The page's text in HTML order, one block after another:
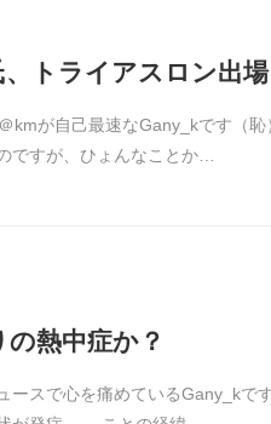
、トライアスロン出
kmが自己最速なGany_kです（
ですが、ひょんなことか…
熱中症か？
ースで心を痛めているGany_kで